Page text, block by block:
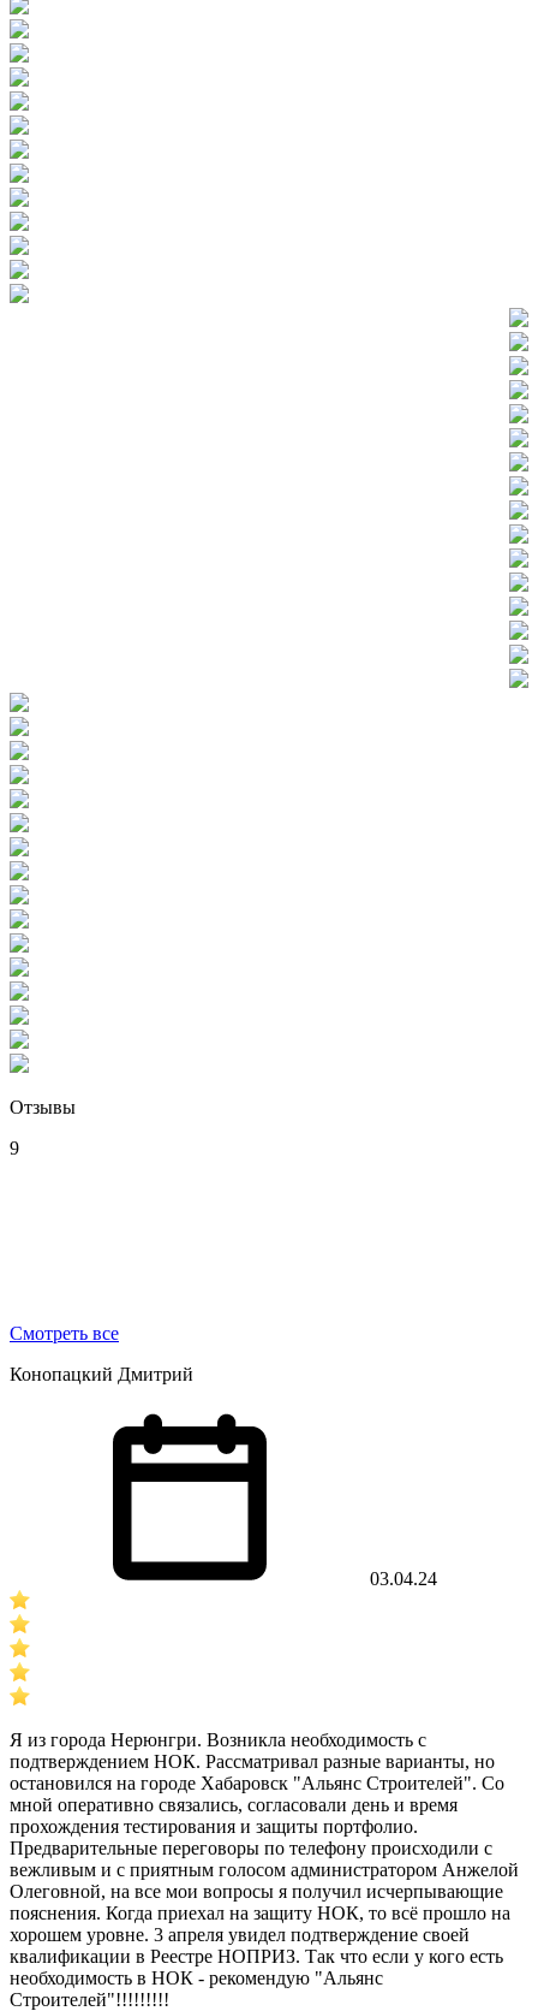
Отзывы
9
Смотреть все
Конопацкий Дмитрий
03.04.24
Я из города Нерюнгри. Возникла необходимость с
подтверждением НОК. Рассматривал разные варианты, но
остановился на городе Хабаровск "Альянс Строителей". Со
мной оперативно связались, согласовали день и время
прохождения тестирования и защиты портфолио.
Предварительные переговоры по телефону происходили с
вежливым и с приятным голосом администратором Анжелой
Олеговной, на все мои вопросы я получил исчерпывающие
пояснения. Когда приехал на защиту НОК, то всё прошло на
хорошем уровне. 3 апреля увидел подтверждение своей
квалификации в Реестре НОПРИЗ. Так что если у кого есть
необходимость в НОК - рекомендую "Альянс
Строителей"!!!!!!!!!